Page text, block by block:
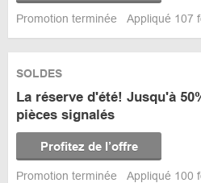
Promotion terminée Appliqué 107
SOLDES
La réserve d'été! Jusqu'à
pièces signalés
Profitez de l’offre
Promotion terminée Appliqué 100